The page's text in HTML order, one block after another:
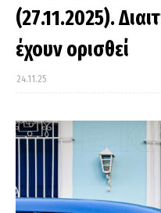
(27.11.2025).
έχουν ορισθεί
24.11.25